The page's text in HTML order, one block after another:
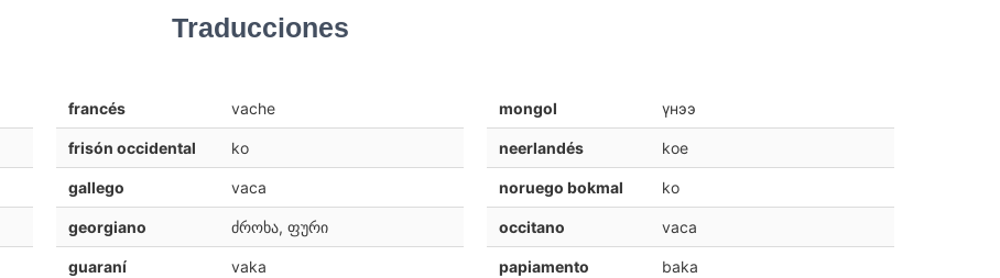
Traducciones
francés vache
frisón occidental ko
gallego vaca
georgiano ძროხა, ფური
guaraní vaka
mongol үнээ
neerlandés koe
noruego bokmal ko
occitano vaca
papiamento baka